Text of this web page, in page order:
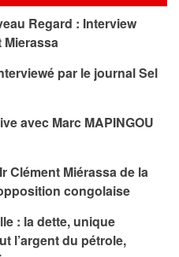
Regard : Interview
Mierassa
par le journal Sel
avec Marc MAPINGOU
Clément Miérassa de la
congolaise
: la dette, unique
l’argent du pétrole,